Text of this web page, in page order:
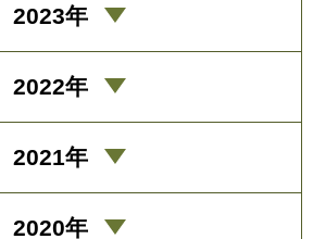
2023年
2022年
2021年
2020年